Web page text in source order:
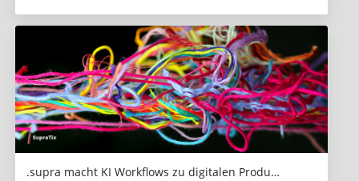
.supra macht KI Workflows zu digitalen Produ…